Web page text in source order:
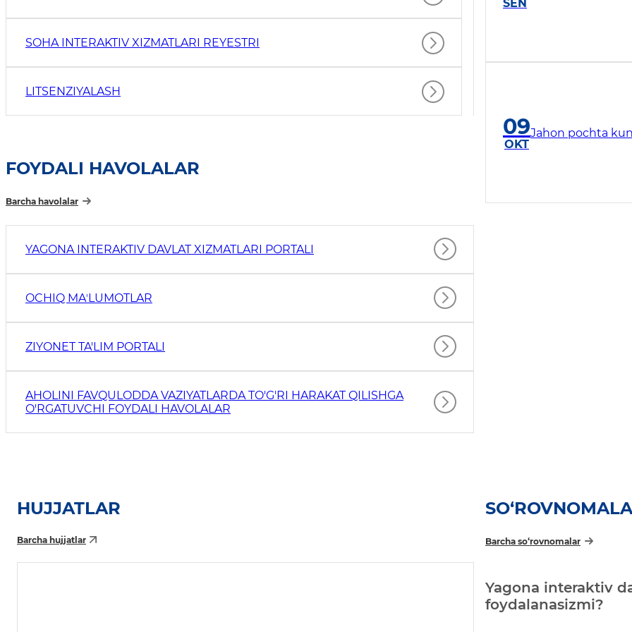
SOHA INTERAKTIV XIZMATLARI REYESTRI
LITSENZIYALASH
SEN
09
OKT
Jahon pochta
FOYDALI HAVOLALAR
Barcha havolalar
YAGONA INTERAKTIV DAVLAT XIZMATLARI PORTALI
OCHIQ MAʼLUMOTLAR
ZIYONET TA'LIM PORTALI
AHOLINI FAVQULODDA VAZIYATLARDA TO'G'RI HARAKAT QILISHGA
O'RGATUVCHI FOYDALI HAVOLALAR
HUJJATLAR
Barcha hujjatlar Barcha so‘rovnomalar
Yagona interaktiv
foydalanasizmi?